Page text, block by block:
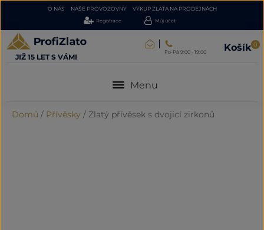
O NÁS NAŠE PROVOZOVNY VÝKUP ZLATA NA PRODEJNÁCH
Registrace Můj účet
JIŽ 15 LET S VÁMI
Po-Pá 9:00 - 19:00 Košík 0
Menu
Domů / Přívěsky / Zlatý přívěsek s dvojicí zirkonů